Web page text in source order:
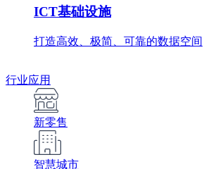
ICT基础设施
打造高效、极简、可靠的数据空间
行业应用
新零售
智慧城市